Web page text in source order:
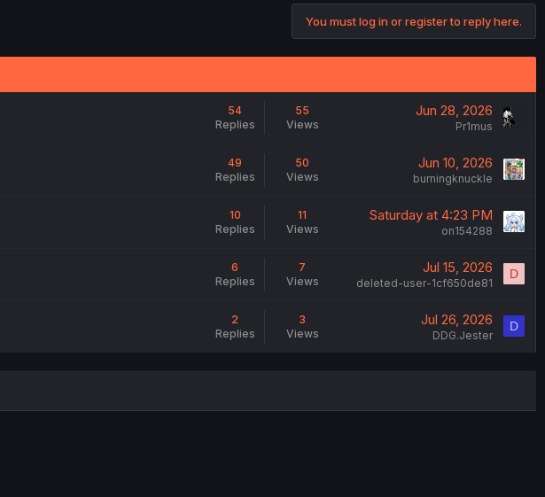
You must log in or register to reply here.
54
Replies
55
Views
Jun 28, 2026
Pr1mus
49
Replies
50
Views
Jun 10, 2026
burningknuckle
10
Replies
11
Views
Saturday at 4:23 PM
on154288
6
Replies
7
Views
Jul 15, 2026
deleted-user-1cf650de81
D
2
Replies
3
Views
Jul 26, 2026
DDG.Jester
D